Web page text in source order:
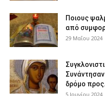
Ποιους
από
29 Μαΐου 2024
δρόμο
5 Ιουνίου 2024